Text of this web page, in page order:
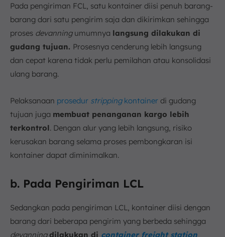
Pada pengiriman FCL, satu kontainer diisi penuh barang-
barang dari satu pengirim saja dan dikirimkan sehingga
proses devanningumumnya langsung dilakukan di
gudang tujuan. Prosesnya cenderung lebih langsung
dan cepat karena tidak perlu pemilahan atau konsolidasi
ulang barang.
Pelaksanaan prosedur strippingkontainer di gudang
tujuan juga membuat penanganan kargo lebih
terkontrol. Dengan alur yang lebih langsung, risiko
kerusakan barang selama proses pembongkaran isi
kontainer dapat diminimalkan.
b. Pada Pengiriman LCL
Sedangkan pada pengiriman LCL, kontainer diisi dengan
barang dari beberapa pengirim yang berbeda sehingga
devanning dilakukan di container freight station